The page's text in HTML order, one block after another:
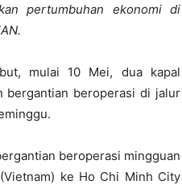
pertumbuhan ekonomi di
mulai 10 Mei, dua kapal
bergantian beroperasi di jalur
beroperasi mingguan
ke Ho Chi Minh City